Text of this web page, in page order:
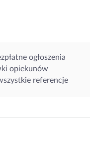
ogłoszenia
opiekunów
referencje